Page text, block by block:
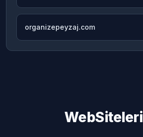
organizepeyzaj.com
WebSiteleri